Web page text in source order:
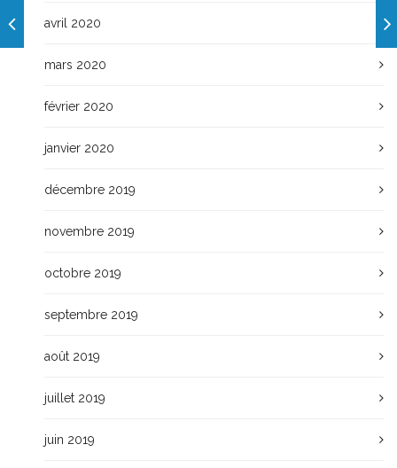
avril 2020
mars 2020
février 2020
janvier 2020
décembre 2019
novembre 2019
octobre 2019
septembre 2019
août 2019
juillet 2019
juin 2019